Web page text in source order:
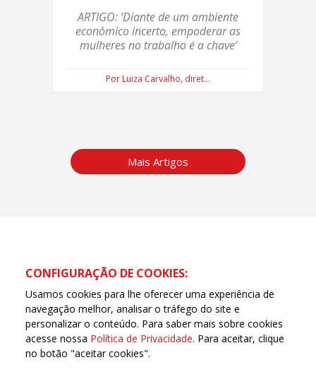
ARTIGO: ‘Diante de um ambiente
econômico incerto, empoderar as
mulheres no trabalho é a chave’
Por Luiza Carvalho, diret...
Mais Artigos
CONFIGURAÇÃO DE COOKIES:
Usamos cookies para lhe oferecer uma experiência de
navegação melhor, analisar o tráfego do site e
personalizar o conteúdo. Para saber mais sobre cookies
acesse nossa Política de Privacidade. Para aceitar, clique
no botão "aceitar cookies".